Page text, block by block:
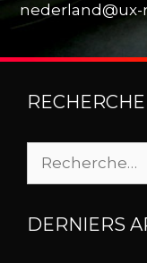
RECHERCHE
Rechercher :
DERNIERS